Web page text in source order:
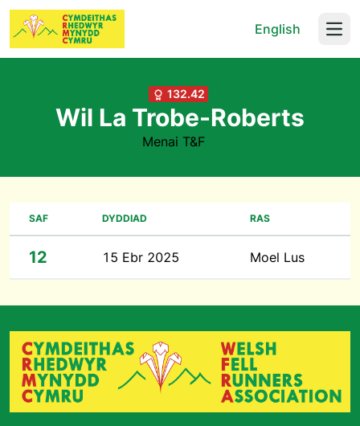
English
132.42
Wil La Trobe-Roberts
Menai T&F
SAF DYDDIAD RAS
12 15 Ebr 2025 Moel Lus